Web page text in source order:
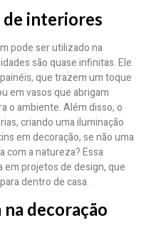
de interiores
pode ser utilizado na
são quase infinitas. Ele
que trazem um toque
em vasos que abrigam
o ambiente. Além disso, o
criando uma iluminação
em decoração, se não uma
com a natureza? Essa
em projetos de design, que
dentro de casa.
decoração